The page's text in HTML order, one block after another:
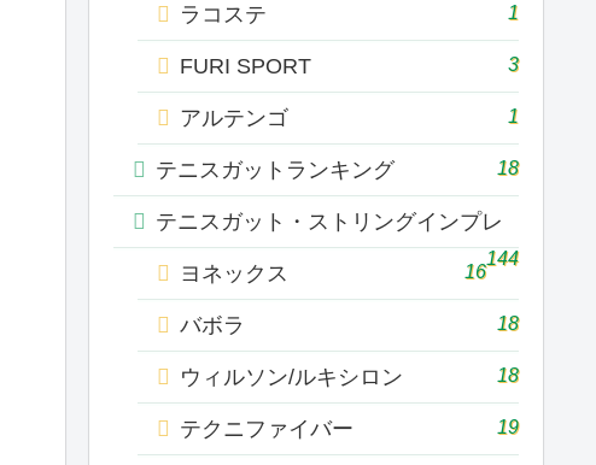
ラコステ 1
FURI SPORT 3
アルテンゴ 1
テニスガットランキング 18
テニスガット・ストリングインプレ
144
ヨネックス 16
バボラ 18
ウィルソン/ルキシロン 18
テクニファイバー 19